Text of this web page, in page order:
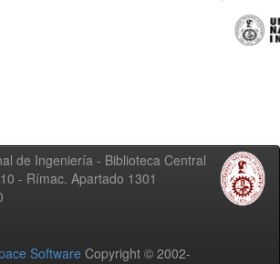
de Ingeniería - Biblioteca Central
- Rímac. Apartado 1301
Software Copyright © 2002-